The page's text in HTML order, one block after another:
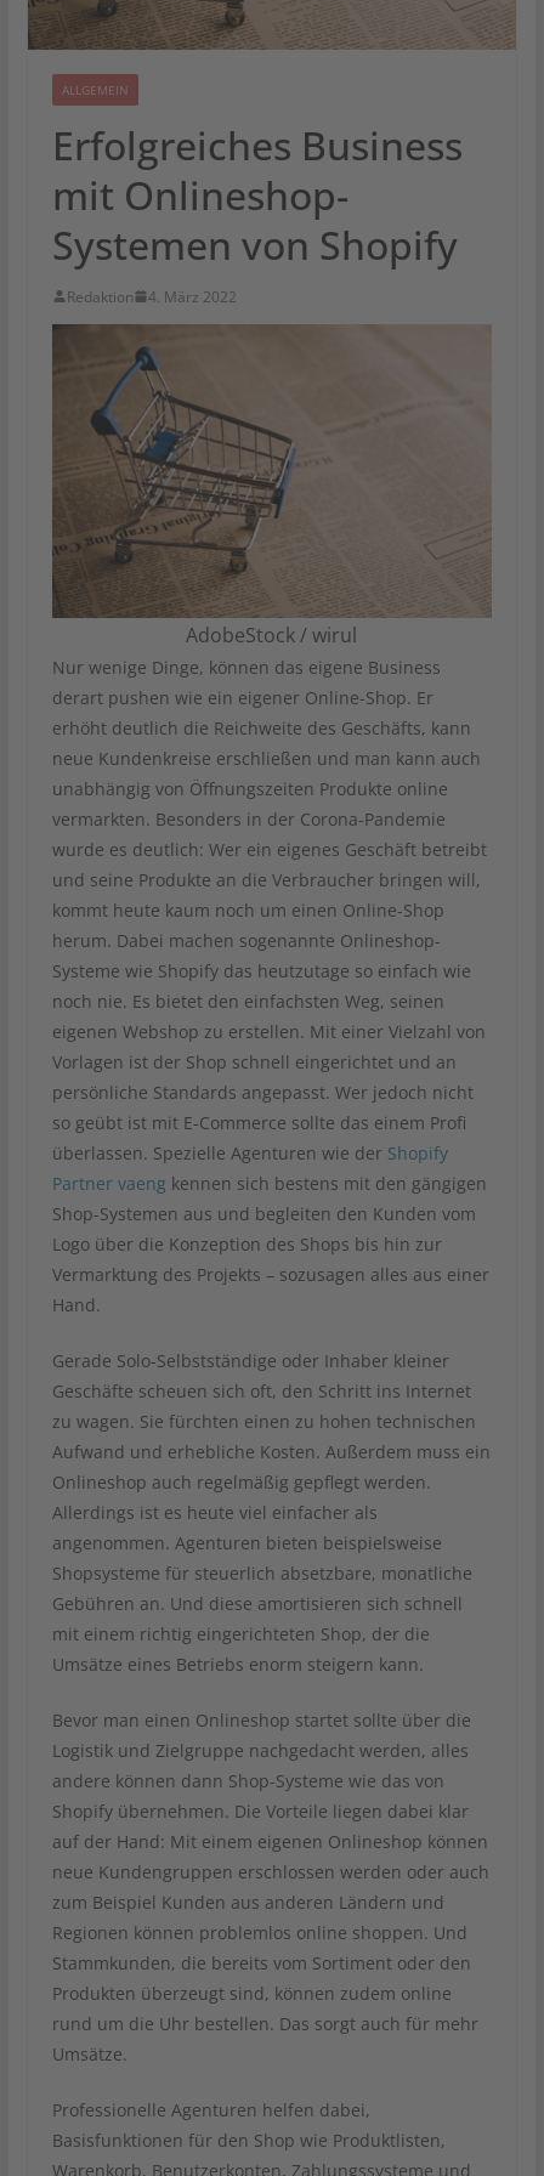
ALLGEMEIN
Erfolgreiches Business
mit Onlineshop-
Systemen von Shopify
Redaktion 4. März 2022
AdobeStock / wirul
Nur wenige Dinge, können das eigene Business
derart pushen wie ein eigener Online-Shop. Er
erhöht deutlich die Reichweite des Geschäfts, kann
neue Kundenkreise erschließen und man kann auch
unabhängig von Öffnungszeiten Produkte online
vermarkten. Besonders in der Corona-Pandemie
wurde es deutlich: Wer ein eigenes Geschäft betreibt
und seine Produkte an die Verbraucher bringen will,
kommt heute kaum noch um einen Online-Shop
herum. Dabei machen sogenannte Onlineshop-
Systeme wie Shopify das heutzutage so einfach wie
noch nie. Es bietet den einfachsten Weg, seinen
eigenen Webshop zu erstellen. Mit einer Vielzahl von
Vorlagen ist der Shop schnell eingerichtet und an
persönliche Standards angepasst. Wer jedoch nicht
so geübt ist mit E-Commerce sollte das einem Profi
überlassen. Spezielle Agenturen wie der Shopify
Partner vaeng kennen sich bestens mit den gängigen
Shop-Systemen aus und begleiten den Kunden vom
Logo über die Konzeption des Shops bis hin zur
Vermarktung des Projekts – sozusagen alles aus einer
Hand.
Gerade Solo-Selbstständige oder Inhaber kleiner
Geschäfte scheuen sich oft, den Schritt ins Internet
zu wagen. Sie fürchten einen zu hohen technischen
Aufwand und erhebliche Kosten. Außerdem muss ein
Onlineshop auch regelmäßig gepflegt werden.
Allerdings ist es heute viel einfacher als
angenommen. Agenturen bieten beispielsweise
Shopsysteme für steuerlich absetzbare, monatliche
Gebühren an. Und diese amortisieren sich schnell
mit einem richtig eingerichteten Shop, der die
Umsätze eines Betriebs enorm steigern kann.
Bevor man einen Onlineshop startet sollte über die
Logistik und Zielgruppe nachgedacht werden, alles
andere können dann Shop-Systeme wie das von
Shopify übernehmen. Die Vorteile liegen dabei klar
auf der Hand: Mit einem eigenen Onlineshop können
neue Kundengruppen erschlossen werden oder auch
zum Beispiel Kunden aus anderen Ländern und
Regionen können problemlos online shoppen. Und
Stammkunden, die bereits vom Sortiment oder den
Produkten überzeugt sind, können zudem online
rund um die Uhr bestellen. Das sorgt auch für mehr
Umsätze.
Professionelle Agenturen helfen dabei,
Basisfunktionen für den Shop wie Produktlisten,
Warenkorb, Benutzerkonten, Zahlungssysteme und